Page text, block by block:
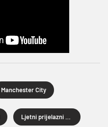
Manchester City